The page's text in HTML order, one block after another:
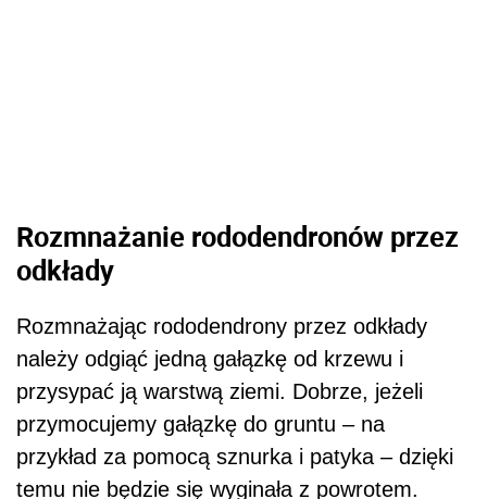
Rozmnażanie rododendronów przez
odkłady
Rozmnażając rododendrony przez odkłady
należy odgiąć jedną gałązkę od krzewu i
przysypać ją warstwą ziemi. Dobrze, jeżeli
przymocujemy gałązkę do gruntu – na
przykład za pomocą sznurka i patyka – dzięki
temu nie będzie się wyginała z powrotem.